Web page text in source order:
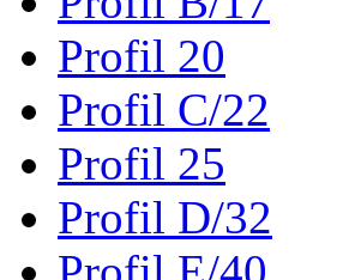
Profil 20
Profil C/22
Profil 25
Profil D/32